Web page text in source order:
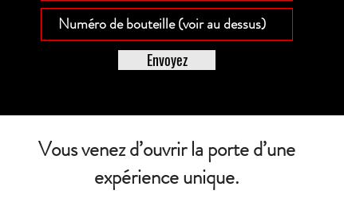
Envoyez
Vous venez d’ouvrir la porte d’une
expérience unique.